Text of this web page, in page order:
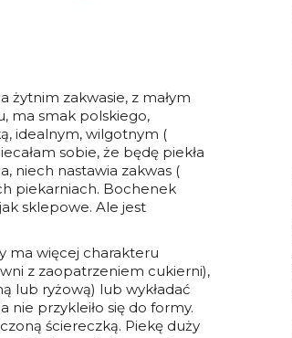
żytnim zakwasie, z małym
ma smak polskiego,
idealnym, wilgotnym (
sobie, że będę piekła
niech nastawia zakwas (
piekarniach. Bochenek
sklepowe. Ale jest
ma więcej charakteru
z zaopatrzeniem cukierni),
lub ryżową) lub wykładać
nie przykleiło się do formy.
ściereczką. Piekę duży